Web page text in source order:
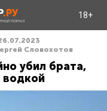
.РУ
ПОРТАЛ
18+
Словохотов
убил брата,
водкой